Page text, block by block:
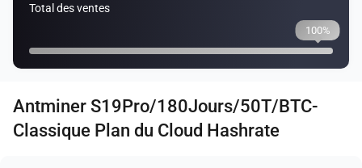
Total des ventes
100%
Antminer S19Pro/180Jours/50T/BTC-
Classique Plan du Cloud Hashrate